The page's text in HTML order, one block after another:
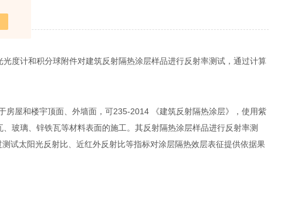
度计和积分球附件对建筑反射隔热涂层样品进行反射率测试，通过计算
屋和楼宇顶面、外墙面，可235-2014 《建筑反射隔热涂层》，使用紫
玻璃、锌铁瓦等材料表面的施工。其反射隔热涂层样品进行反射率测
试太阳光反射比、近红外反射比等指标对涂层隔热效层表征提供依据果